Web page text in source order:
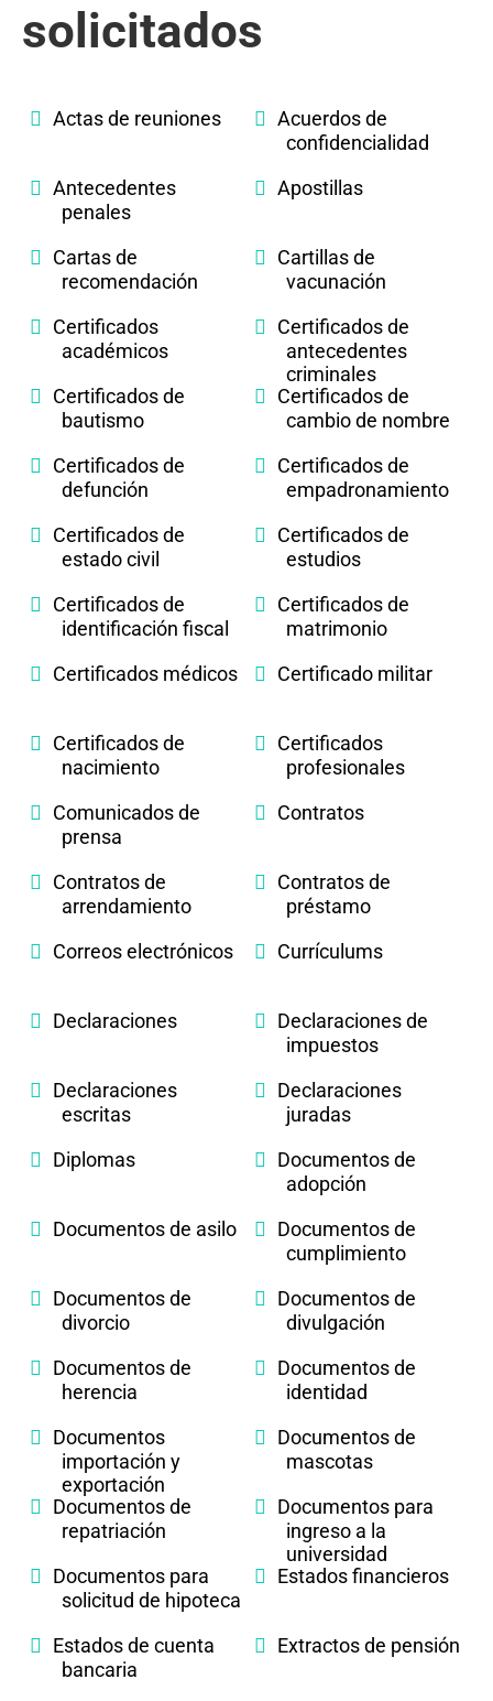
solicitados
Actas de reuniones
Acuerdos de
confidencialidad
Antecedentes
penales
Apostillas
Cartas de
recomendación
Cartillas de
vacunación
Certificados
académicos
Certificados de
antecedentes
criminales
Certificados de
bautismo
Certificados de
cambio de nombre
Certificados de
defunción
Certificados de
empadronamiento
Certificados de
estado civil
Certificados de
estudios
Certificados de
identificación fiscal
Certificados de
matrimonio
Certificados médicos
Certificado militar
Certificados de
nacimiento
Certificados
profesionales
Comunicados de
prensa
Contratos
Contratos de
arrendamiento
Contratos de
préstamo
Correos electrónicos
Currículums
Declaraciones
Declaraciones de
impuestos
Declaraciones
escritas
Declaraciones
juradas
Diplomas
Documentos de
adopción
Documentos de asilo
Documentos de
cumplimiento
Documentos de
divorcio
Documentos de
divulgación
Documentos de
herencia
Documentos de
identidad
Documentos
importación y
exportación
Documentos de
mascotas
Documentos de
repatriación
Documentos para
ingreso a la
universidad
Documentos para
solicitud de hipoteca
Estados financieros
Estados de cuenta
bancaria
Extractos de pensión